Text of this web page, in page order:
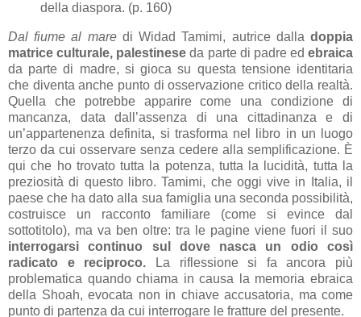
della diaspora. (p. 160)
Dal fiume al maredi Widad Tamimi, autrice dalladoppia
matrice culturale, palestinese da parte di padre ed ebraica
da parte di madre, si gioca su questa tensione identitaria
che diventa anche punto di osservazione critico della realtà.
Quella che potrebbe apparire come una condizione di
mancanza, data dall’assenza di una cittadinanza e di
un’appartenenza definita, si trasforma nel libro in un luogo
terzo da cui osservare senza cedere alla semplificazione. È
qui che ho trovato tutta la potenza, tutta la lucidità, tutta la
preziosità di questo libro. Tamimi, che oggi vive in Italia, il
paese che ha dato alla sua famiglia una seconda possibilità,
costruisce un racconto familiare (come si evince dal
sottotitolo), ma va ben oltre: tra le pagine viene fuori il suo
interrogarsi continuo sul dove nasca un odio così
radicato e reciproco.
La riflessione si fa ancora più
problematica quando chiama in causa la memoria ebraica
della Shoah, evocata non in chiave accusatoria, ma come
punto di partenza da cui interrogare le fratture del presente.